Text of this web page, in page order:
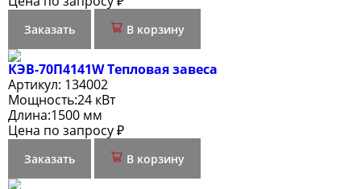
Заказать В корзину
КЭВ-70П4141W Тепловая завеса
Артикул: 134002
Мощность:24 кВт
Длина:1500 мм
Цена по запросу ₽
Заказать В корзину